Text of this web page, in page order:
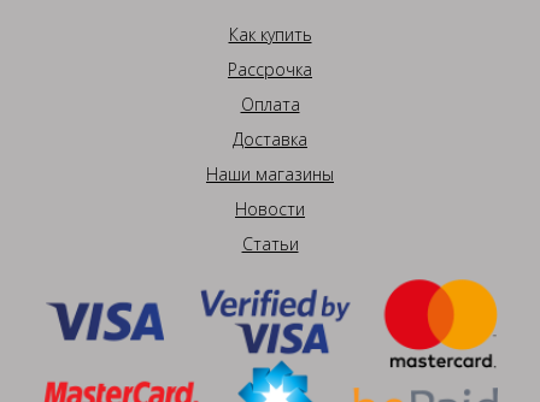
Как купить
Рассрочка
Оплата
Доставка
Наши магазины
Новости
Статьи